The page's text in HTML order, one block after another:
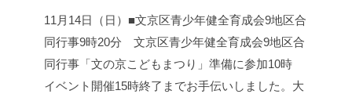
11月14日（日）■文京区青少年健全育成会9地区合
同行事9時20分 文京区青少年健全育成会9地区合
同行事「文の京こどもまつり」準備に参加10時
イベント開催15時終了までお手伝いしました。大